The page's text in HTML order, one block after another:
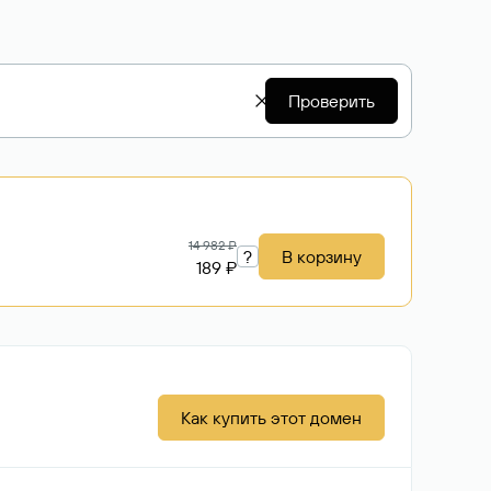
Проверить
14 982 ₽
189 ₽ ? В корзину
Как купить этот домен